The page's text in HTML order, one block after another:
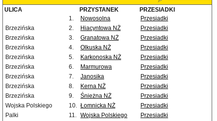
ULICA PRZYSTANEK
PRZESIADKI
1.
Nowosolna
Przesiadki
Brzezińska
2. Hiacyntowa NŻ
Przesiadki
Brzezińska
3. Granatowa NŻ
Przesiadki
Brzezińska
4. Olkuska NŻ
Przesiadki
Brzezińska
5. Karkonoska NŻ
Przesiadki
Brzezińska
6. Marmurowa
Przesiadki
Brzezińska
7. Janosika
Przesiadki
Brzezińska
8. Kerna NŻ
Przesiadki
Brzezińska
9. Śnieżna NŻ
Przesiadki
Wojska Polskiego
10. Łomnicka NŻ
Przesiadki
Palki
11. Wojska Polskiego Przesiadki